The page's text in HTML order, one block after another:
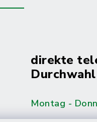
direkte
Durchwahl
Montag -